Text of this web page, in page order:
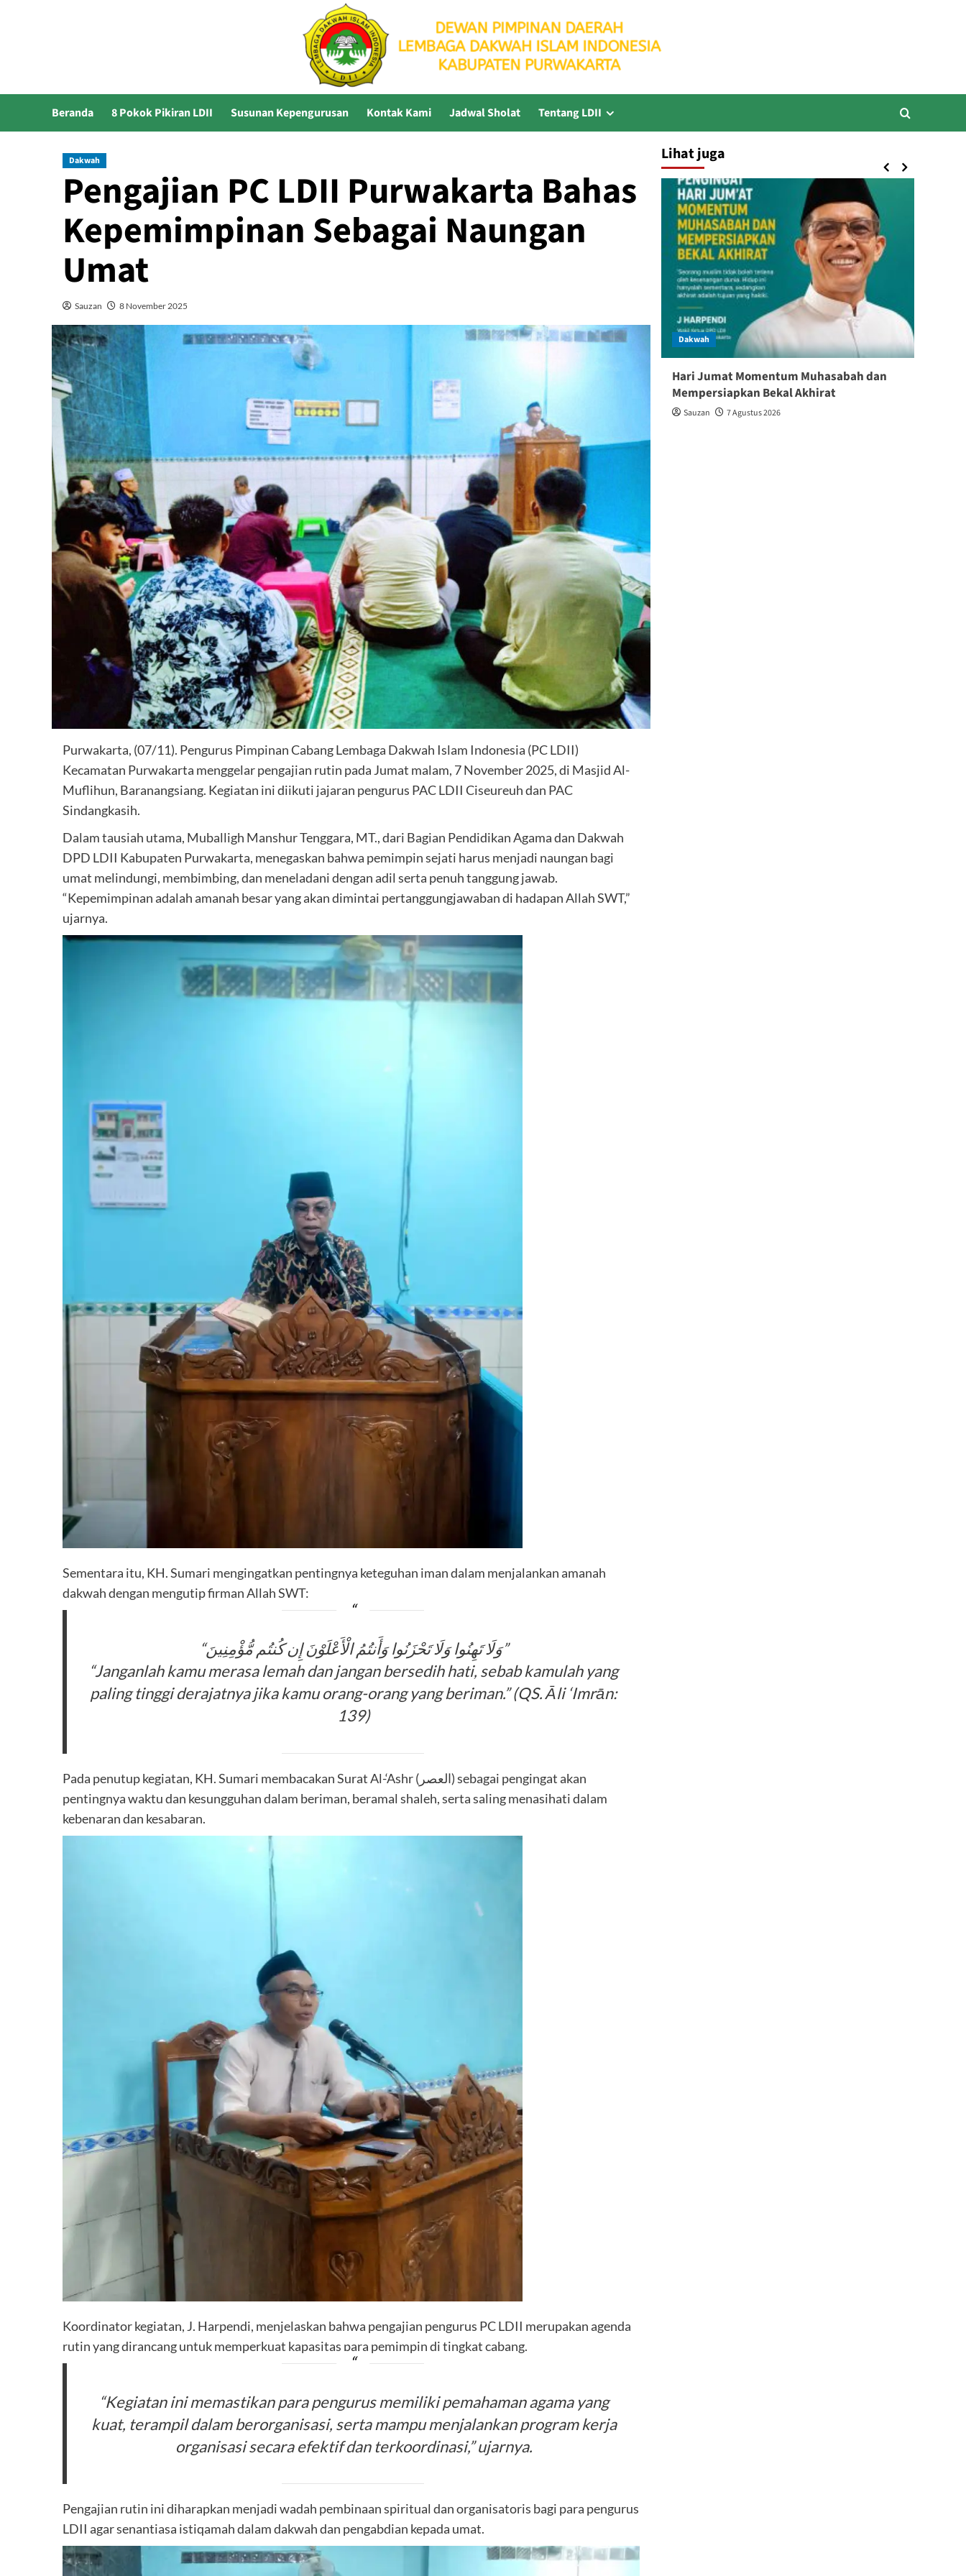
Beranda 8 Pokok Pikiran LDII Susunan Kepengurusan Kontak Kami Jadwal Sholat Tentang LDII
Dakwah
Pengajian PC LDII Purwakarta Bahas
Kepemimpinan Sebagai Naungan
Umat
Sauzan 8 November 2025
Purwakarta, (07/11). Pengurus Pimpinan Cabang Lembaga Dakwah Islam Indonesia (PC LDII)
Kecamatan Purwakarta menggelar pengajian rutin pada Jumat malam, 7 November 2025, di Masjid Al-
Muflihun, Baranangsiang. Kegiatan ini diikuti jajaran pengurus PAC LDII Ciseureuh dan PAC
Sindangkasih.
Dalam tausiah utama, Muballigh Manshur Tenggara, MT., dari Bagian Pendidikan Agama dan Dakwah
DPD LDII Kabupaten Purwakarta, menegaskan bahwa pemimpin sejati harus menjadi naungan bagi
umat melindungi, membimbing, dan meneladani dengan adil serta penuh tanggung jawab.
“Kepemimpinan adalah amanah besar yang akan dimintai pertanggungjawaban di hadapan Allah SWT,”
ujarnya.
Sementara itu, KH. Sumari mengingatkan pentingnya keteguhan iman dalam menjalankan amanah
dakwah dengan mengutip firman Allah SWT:
“وَلَا تَهِنُوا وَلَا تَحْزَنُوا وَأَنتُمُ الْأَعْلَوْنَ إِن كُنتُم مُّؤْمِنِينَ”
“Janganlah kamu merasa lemah dan jangan bersedih hati, sebab kamulah yang
paling tinggi derajatnya jika kamu orang-orang yang beriman.” (QS. Āli ‘Imrān:
139)
Pada penutup kegiatan, KH. Sumari membacakan Surat Al-‘Ashr (العصر) sebagai pengingat akan
pentingnya waktu dan kesungguhan dalam beriman, beramal shaleh, serta saling menasihati dalam
kebenaran dan kesabaran.
Koordinator kegiatan, J. Harpendi, menjelaskan bahwa pengajian pengurus PC LDII merupakan agenda
rutin yang dirancang untuk memperkuat kapasitas para pemimpin di tingkat cabang.
“Kegiatan ini memastikan para pengurus memiliki pemahaman agama yang
kuat, terampil dalam berorganisasi, serta mampu menjalankan program kerja
organisasi secara efektif dan terkoordinasi,” ujarnya.
Pengajian rutin ini diharapkan menjadi wadah pembinaan spiritual dan organisatoris bagi para pengurus
LDII agar senantiasa istiqamah dalam dakwah dan pengabdian kepada umat.
Lihat juga
Pendidikan Anak adalah Amanah Besar,
Ustadz Zainuddin Ajak Orang Tua Perkuat
Pembinaan Keagamaan
25 Juli 2026
Dakwah
Hari Jumat Momentum Muhasabah dan
Mempersiapkan Bekal Akhirat
Sauzan 7 Agustus 2026